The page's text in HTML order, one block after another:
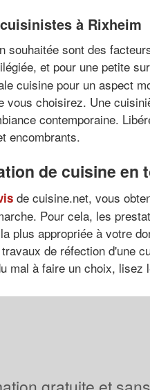
à Rixheim
souhaitée sont des
et pour une petite
cuisine pour un aspect
vous choisirez. Une
contemporaine.
encombrants.
de cuisine en
de cuisine.net, vous
Pour cela, les
plus appropriée à votre
de réfection d'une
mal à faire un choix,